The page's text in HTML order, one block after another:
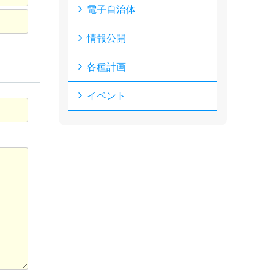
電子自治体
情報公開
各種計画
イベント